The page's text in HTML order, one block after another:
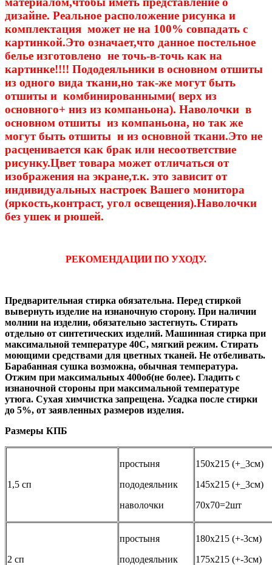
дизайне. Реальное расположение рисунка и
комплектация может не на 100% совпадать с
картинкой.Это означает,что данное постельное
белье изготовлено не точь-в-точь как на
картинке!!!! Пододеяльники в основном отшиты
из одного вида ткани,но так-же могут быть
отшиты и комбинированными( верх из
основного+ низ из компаньона). Наволочки в
основном отшиты из компаньона, но так же
могут быть отшиты и из основной ткани.Это не
расценивается как брак или несоответствие
рисунку.Цвет товара может отличаться от
изображения на экране,т.к. это зависит от
индивидуальных настроек Вашего монитора
(яркость,контраст, угол освещения).Наволочки
без ушек и рюшей.
РЕКОМЕНДАЦИИ ПО УХОДУ.
Предварительная стирка обязательна. Перед стиркой
вывернуть изделие на изнаночную сторону. При наличии
молнии на изделии, обязательно застегнуть. Стирать
отдельно от синтетических изделий. Машинная стирка при
максимальной температуре 40С, мягкий режим. Стирать
моющими средствами для цветных тканей. Не отбеливать.
Барабанная сушка возможна, обычная температура.
Отжим при максимальных 400об(не более). Гладить с
изнаночной стороны при максимальной температуре
утюга. Сухая химчистка запрещена. Усадка после стирки
до 5%, от заявленных размеров изделия.
Размеры КПБ
1,5 сп
простыня
пододеяльник
наволочки
150х215 (+_3см)
145х215 (+_3см)
70х70=2шт
2 сп
простыня
пододеяльник
180х215 (+-3см)
175х215 (+-3см)